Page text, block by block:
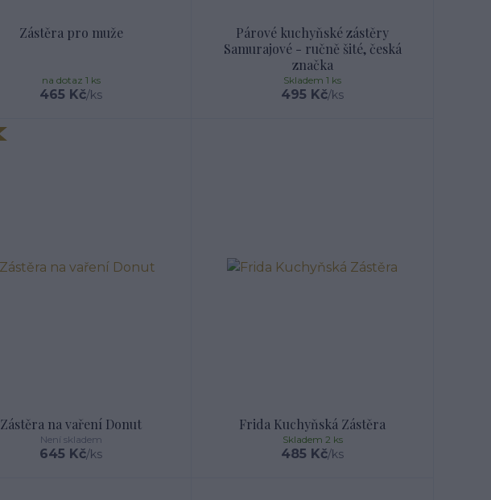
Zástěra pro muže
465 Kč/ks
na dotaz 1 ks
Párové kuchyňské zástěry
Samurajové - ručně šité, česká
značka
495 Kč/ks
Skladem 1 ks
Zástěra na vaření Donut
645 Kč/ks
Není skladem
Frida Kuchyňská Zástěra
485 Kč/ks
Skladem 2 ks